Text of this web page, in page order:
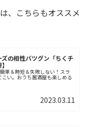
、こちらもオススメ
の相性バツグン「ちくチ
単＆時短＆失敗しない！スラ
い。おうち居酒屋も楽しめる
2023.03.11